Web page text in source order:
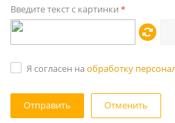
Введите текст с картинки *
Я согласен на обработку
Отменить